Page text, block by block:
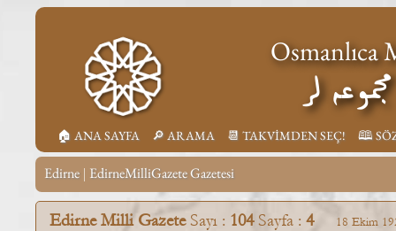
Osmanlıca
لر
🏠︎ ANA SAYFA 🔎︎ ARAMA 📆︎ TAKVİMDEN SEÇ! 🕮
Edirne | EdirneMilliGazete Gazetesi
Edirne Milli GazeteSayı : 104Sayfa : 4 18 Ekim